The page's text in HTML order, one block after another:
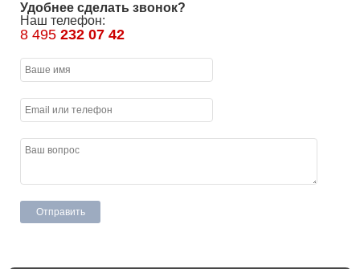
Удобнее сделать звонок?
Наш телефон:
8 495 232 07 42